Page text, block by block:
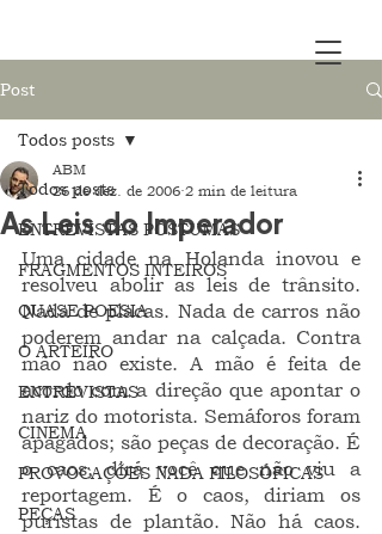
Post
Todos posts
ENTREVISTAS PÓSTUMAS
FRAGMENTOS INTEIROS
QUASE POESIA
O ARTEIRO
ENTREVISTAS
CINEMA
PROVOCAÇÕES NADA FILOSÓFICAS
PEÇAS
Todos posts
As Leis do Imperador
ABM
26 de dez. de 2006 2 min de leitura
Uma cidade na Holanda inovou e
resolveu abolir as leis de trânsito.
Nada de placas. Nada de carros não
poderem andar na calçada. Contra
mão não existe. A mão é feita de
acordo com a direção que apontar o
nariz do motorista. Semáforos foram
apagados; são peças de decoração. É
o caos, dirá você que não viu a
reportagem. É o caos, diriam os
puristas de plantão. Não há caos.